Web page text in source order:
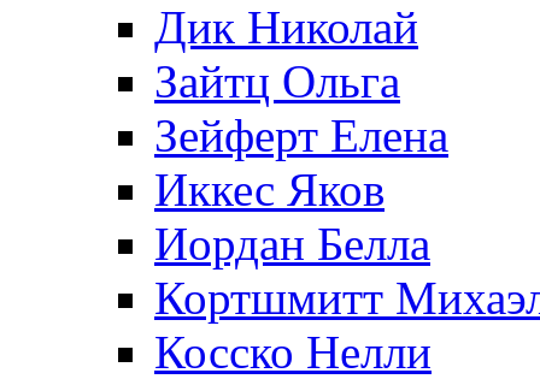
Дик Николай
Зайтц Ольга
Зейферт Елена
Иккес Яков
Иордан Белла
Кортшмитт
Косско Нелли